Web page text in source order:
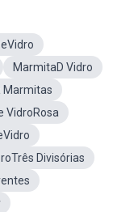
MarmitaD Vidro
Marmitas
VidroRosa
Divisórias